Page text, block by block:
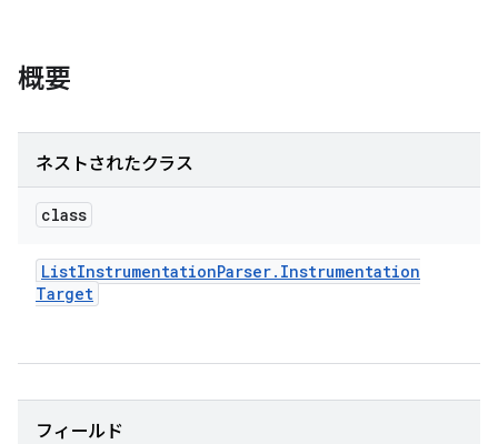
概要
ネストされたクラス
class
ListInstrumentationParser. Instrumentation
Target
フィールド